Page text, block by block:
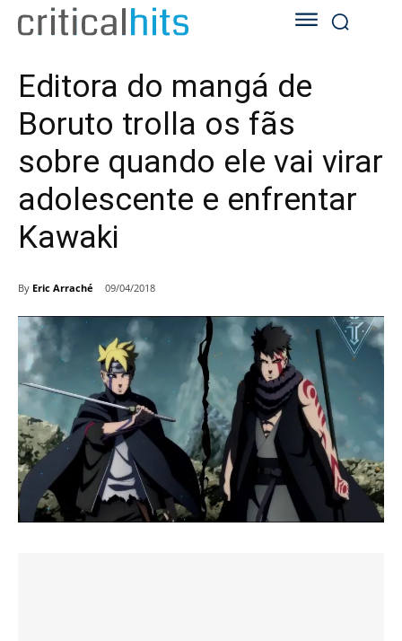
Editora do mangá de
Boruto trolla os fãs
sobre quando ele vai virar
adolescente e enfrentar
Kawaki
By Eric Arraché 09/04/2018